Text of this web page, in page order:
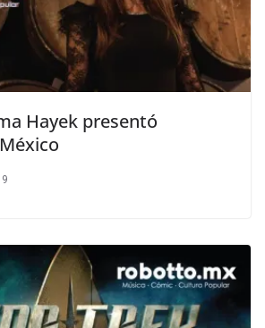
Hayek presentó